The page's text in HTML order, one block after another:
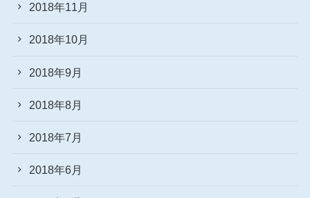
2018年11月
2018年10月
2018年9月
2018年8月
2018年7月
2018年6月